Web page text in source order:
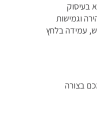
בעיסוק
וגמישות
עמידה בלחץ
בצורה